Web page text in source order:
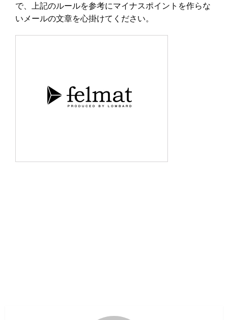
で、上記のルールを参考にマイナスポイントを作らな
いメールの文章を心掛けてください。